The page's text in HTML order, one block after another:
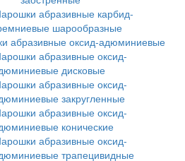
абразивные карбид-
шарообразные
абразивные оксид-адюминиевые
абразивные оксид-
дисковые
абразивные оксид-
закругленные
абразивные оксид-
конические
абразивные оксид-
трапецивидные